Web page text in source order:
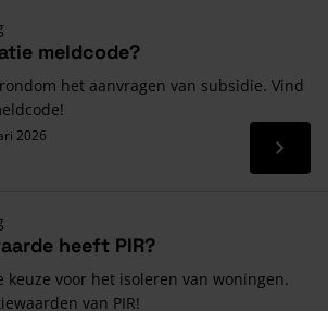
meldcode?
het aanvragen van subsidie. Vind
2026
Lees
heeft PIR?
keuze voor het isoleren van woningen.
van PIR!